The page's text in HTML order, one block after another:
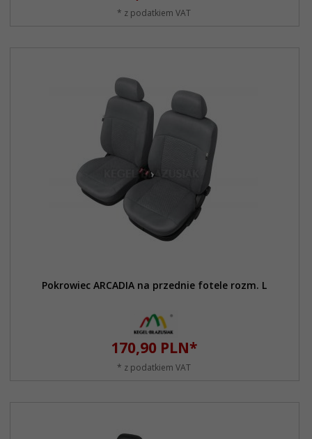
* z podatkiem VAT
Pokrowiec ARCADIA na przednie fotele rozm. L
170,90 PLN*
* z podatkiem VAT